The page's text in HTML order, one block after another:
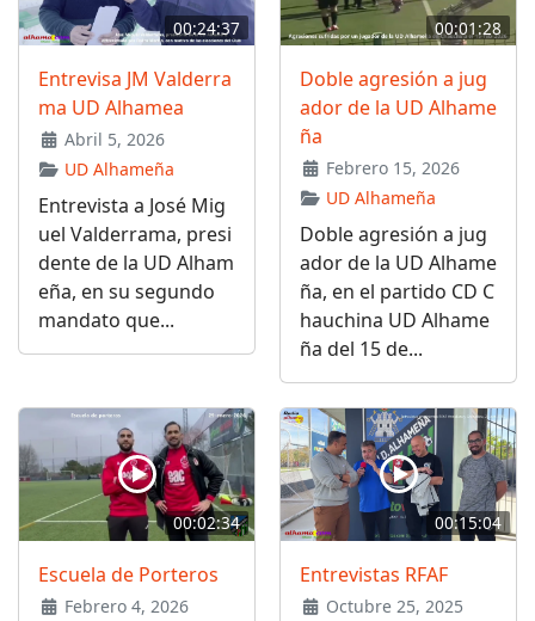
00:24:37
Entrevisa JM Valderra
ma UD Alhamea
Abril 5, 2026
UD Alhameña
Entrevista a José Mig
uel Valderrama, presi
dente de la UD Alham
eña, en su segundo
mandato que...
00:01:28
Doble agresión a jug
ador de la UD Alhame
ña
Febrero 15, 2026
UD Alhameña
Doble agresión a jug
ador de la UD Alhame
ña, en el partido CD C
hauchina UD Alhame
ña del 15 de...
00:02:34
Escuela de Porteros
Febrero 4, 2026
00:15:04
Entrevistas RFAF
Octubre 25, 2025